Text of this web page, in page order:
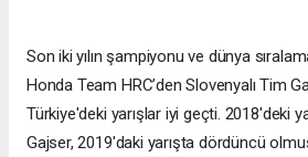
Son iki yılın şampiyonu ve dünya
Honda Team HRC’den Slovenyalı Tim
Türkiye'deki yarışlar iyi geçti. 2018'deki
Gajser, 2019'daki yarışta dördüncü